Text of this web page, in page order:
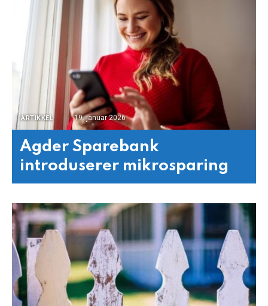
ARTIKKEL 19. januar 2026
Agder Sparebank
introduserer mikrosparing